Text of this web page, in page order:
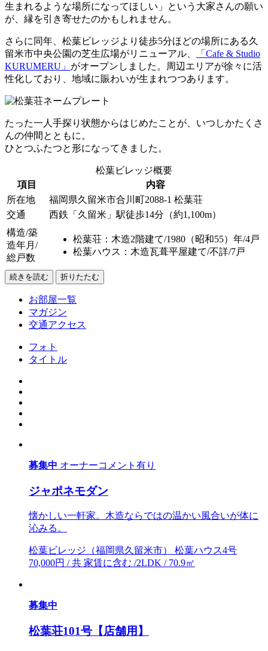
生まれるような場所になってほしい」という大家さんの願い
が、縁を引き寄せたのかもしれません。
さらに同年、松葉ビレッジより徒歩5分ほどの場所にある久
留米市中央公園の芝生広場がリニューアル、
「Cafe & Studio
KURUMERU」 がオープンしました。周辺エリアが徐々に活
性化しており、地域に賑わいが生まれつつあります。
たった一人手探り状態からはじめたことが、いつしかたくさ
んの仲間とともに。
ひとつふたつと形になってきました。
松葉ビレッジ概要
項目
内容
所在地
福岡県久留米市合川町2088-1 松葉荘
交通
西鉄「久留米」駅徒歩14分（約1,100m）
構造/築
造年月/
総戸数
松葉荘：木造2階建て/1980（昭和55）年/4戸
松葉ハウス：木造瓦葺平屋建て/不詳/7戸
続きを読む 折りたたむ
お部屋一覧
マガジン
交通アクセス
フォト
タイトル
募集中 オーナーコメント有り
ジャポネモダン
懐かしい一軒家。木造ならではの温かい風合いが体に
沁みる。
松葉ビレッジ（福岡県久留米市） 松葉ハウス4号
70,000円 / 共 家賃に含む /2LDK / 70.9㎡
募集中
松葉荘101号【店舗用】